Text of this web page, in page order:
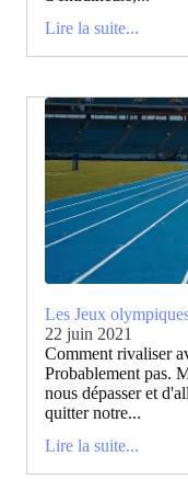
Lire la suite...
Les Jeux
22 juin 2021
Comment rivaliser
Probablement pas.
nous dépasser et
quitter notre...
Lire la suite...